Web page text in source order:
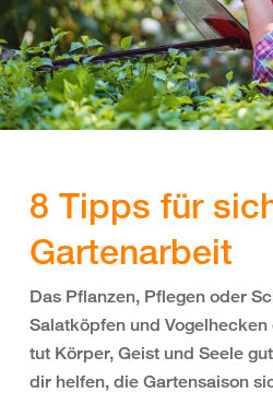
8 Tipps für
Gartenarbeit
Das Pflanzen, Pflegen oder
Salatköpfen und
tut Körper, Geist und Seele
dir helfen, die Gartensaison